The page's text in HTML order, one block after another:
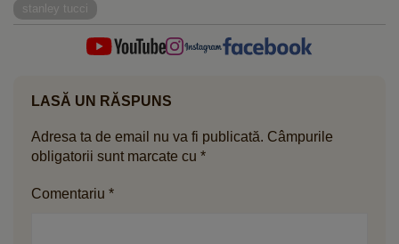
stanley tucci
LASĂ UN RĂSPUNS
Adresa ta de email nu va fi publicată. Câmpurile
obligatorii sunt marcate cu *
Comentariu *